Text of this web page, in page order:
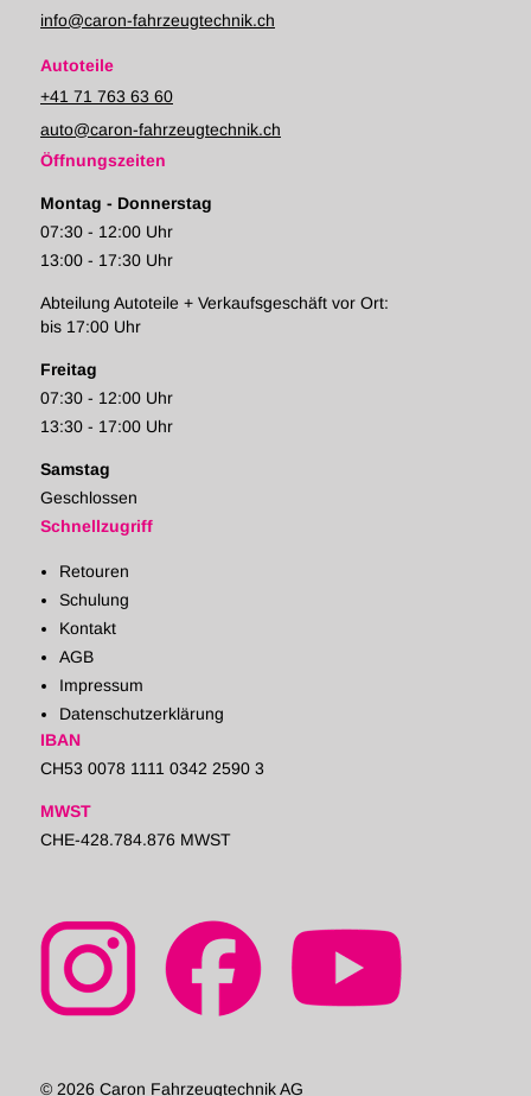
info@caron-fahrzeugtechnik.ch
Autoteile
+41 71 763 63 60
auto@caron-fahrzeugtechnik.ch
Öffnungszeiten
Montag - Donnerstag
07:30 - 12:00 Uhr
13:00 - 17:30 Uhr
Abteilung Autoteile + Verkaufsgeschäft vor Ort:
bis 17:00 Uhr
Freitag
07:30 - 12:00 Uhr
13:30 - 17:00 Uhr
Samstag
Geschlossen
Schnellzugriff
Retouren
Schulung
Kontakt
AGB
Impressum
Datenschutzerklärung
IBAN
CH53 0078 1111 0342 2590 3
MWST
CHE-428.784.876 MWST
© 2026 Caron Fahrzeugtechnik AG